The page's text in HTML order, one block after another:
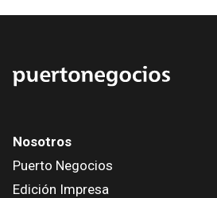
Nosotros
Puerto Negocios
Edición Impresa